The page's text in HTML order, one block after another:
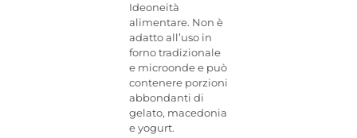
Ideoneità
alimentare. Non è
adatto all’uso in
forno tradizionale
e microonde e può
contenere porzioni
abbondanti di
gelato, macedonia
e yogurt.